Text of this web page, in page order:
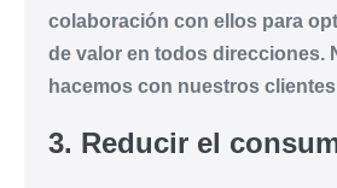
colaboración con ellos para
de valor en todos direcciones.
hacemos con nuestros
3. Reducir el